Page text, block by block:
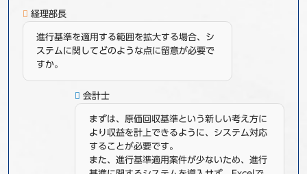
経理部長
進行基準を適用する範囲を拡大する場合、シ
ステムに関してどのような点に留意が必要で
すか。
会計士
まずは、原価回収基準という新しい考え方に
より収益を計上できるように、システム対応
することが必要です。
また、進行基準適用案件が少ないため、進行